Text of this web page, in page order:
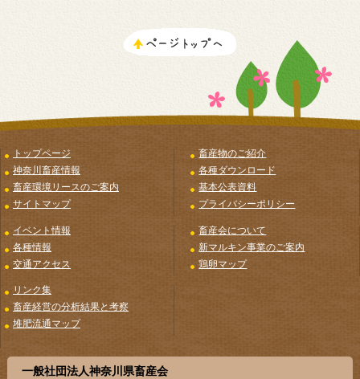
トップページ
神奈川畜産情報
畜産環境リースのご案内
サイトマップ
畜産物のご紹介
各種ダウンロード
基本公表資料
プライバシーポリシー
イベント情報
各種情報
交通アクセス
畜産会について
新マルキン事業のご案内
鶏卵マップ
リンク集
畜産経営の分析結果と考察
堆肥流通マップ
一般社団法人神奈川県畜産会